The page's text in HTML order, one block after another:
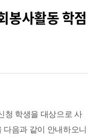
봉사활동 학점
청 학생을 대상으로 사
음과 같이 안내하오니